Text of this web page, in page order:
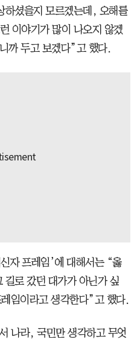
하셨을지 모르겠는데, 오해를
이야기가 많이 나오지 않겠
까 두고 보겠다”고 했다.
자 프레임’에 대해서는 “옳
길로 갔던 대가가 아닌가 싶
임이라고 생각한다”고 했다.
나라, 국민만 생각하고 무엇